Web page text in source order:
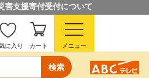
害支援寄付受付について
検索
に入り カート メニュー